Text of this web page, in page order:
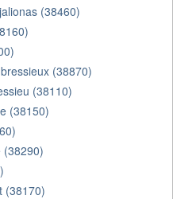
(38460)
(38870)
(38110)
(38150)
(38290)
(38170)